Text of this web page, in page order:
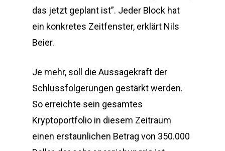
das jetzt geplant ist”. Jeder Block hat
ein konkretes Zeitfenster, erklärt Nils
Beier.
Je mehr, soll die Aussagekraft der
Schlussfolgerungen gestärkt werden.
So erreichte sein gesamtes
Kryptoportfolio in diesem Zeitraum
einen erstaunlichen Betrag von 350.000